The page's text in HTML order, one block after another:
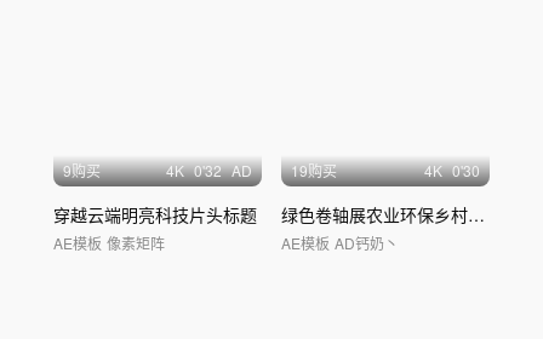
9购买 4K 0'32 AD
穿越云端明亮科技片头标题
AE模板 像素矩阵
19购买 4K 0'30
绿色卷轴展农业环保乡村振兴宣传片片头
AE模板 AD钙奶丶